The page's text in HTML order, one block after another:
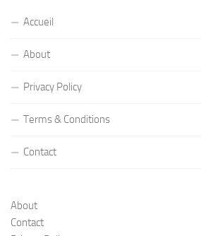
Accueil
About
Privacy Policy
Terms & Conditions
Contact
About
Contact